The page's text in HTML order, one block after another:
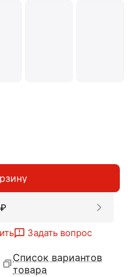
₽
Задать вопрос
Список вариантов
товара